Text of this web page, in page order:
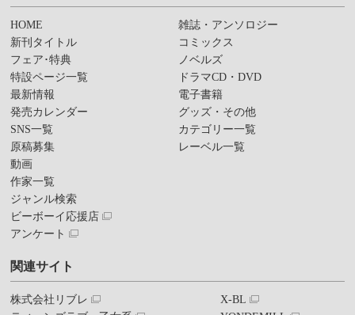
HOME
新刊タイトル
フェア･特典
特設ページ一覧
最新情報
発売カレンダー
SNS一覧
原稿募集
動画
作家一覧
ジャンル検索
ビーボーイ応援店
アンケート
雑誌・アンソロジー
コミックス
ノベルズ
ドラマCD・DVD
電子書籍
グッズ・その他
カテゴリー一覧
レーベル一覧
関連サイト
株式会社リブレ
X-BL